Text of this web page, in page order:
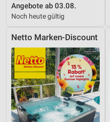
Angebote ab 03.08.
Noch heute gültig
Netto Marken-Discount